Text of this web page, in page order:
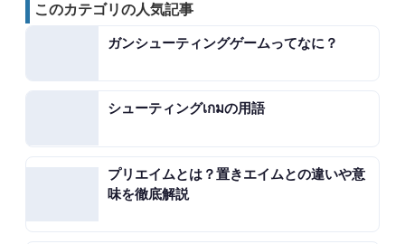
このカテゴリの人気記事
ガンシューティングゲームってなに？
シューティングเกมの用語
プリエイムとは？置きエイムとの違いや意
味を徹底解説